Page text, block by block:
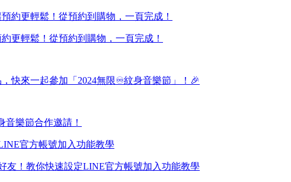
更輕鬆！從預約到購物，一頁完成！
快來一起參加「2024無限♾️紋身音樂節」！🎉
音樂節合作邀請！
友！教你快速設定LINE官方帳號加入功能教學